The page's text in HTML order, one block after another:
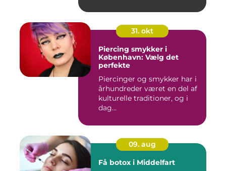
31. okt
Piercing smykker i
København: Vælg det
perfekte
Piercinger og smykker har i
århundreder været en del af
kulturelle traditioner, og i
dag...
09. aug
Få botox i Middelfart